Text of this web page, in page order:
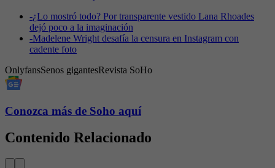
-¿Lo mostró todo? Por transparente vestido Lana Rhoades
dejó poco a la imaginación
-Madelene Wright desafía la censura en Instagram con
cadente foto
OnlyfansSenos gigantesRevista SoHo
Conozca más de Soho aquí
Contenido Relacionado